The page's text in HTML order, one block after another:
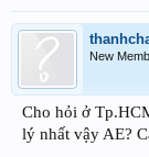
New
Cho hỏi ở
lý nhất vậy AE?